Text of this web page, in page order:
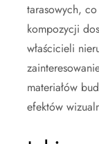
tarasowych,
kompozycji
właścicieli
materiałów
efektów